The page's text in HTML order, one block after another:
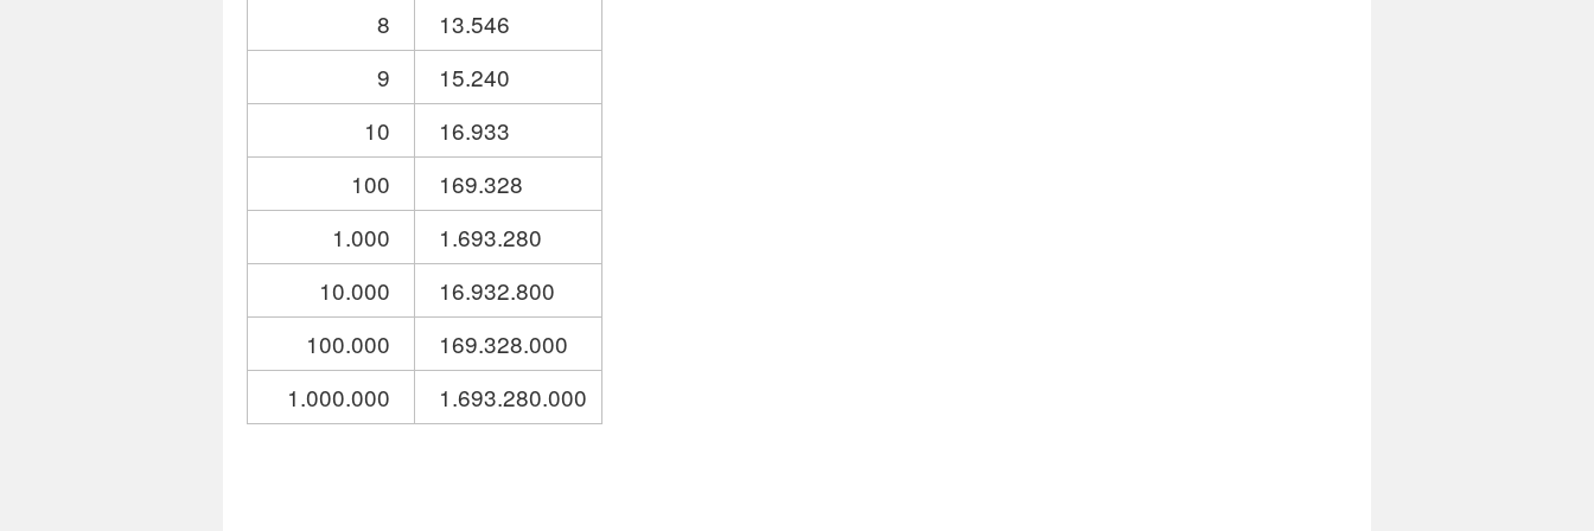
8
13.546
9
15.240
10
16.933
100
169.328
1.000
1.693.280
10.000
16.932.800
100.000
169.328.000
1.000.000
1.693.280.000